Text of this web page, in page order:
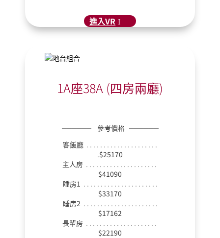
進入VR
1A座38A (四房兩廳)
──────參考價格 ──────
客飯廳 . . . . . . . . . . . . . . . . . . . . .
.$25170
主人房 . . . . . . . . . . . . . . . . . . . . .
$41090
睡房1 . . . . . . . . . . . . . . . . . . . . . .
$33170
睡房2 . . . . . . . . . . . . . . . . . . . . . .
$17162
長輩房 . . . . . . . . . . . . . . . . . . . . .
$22190